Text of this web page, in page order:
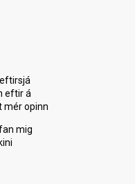
eftir á
mér opinn
mig